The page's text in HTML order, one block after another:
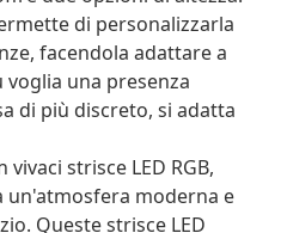
di personalizzarla
facendola adattare a
una presenza
di più discreto, si adatta
vivaci strisce LED RGB,
un'atmosfera moderna e
Queste strisce LED